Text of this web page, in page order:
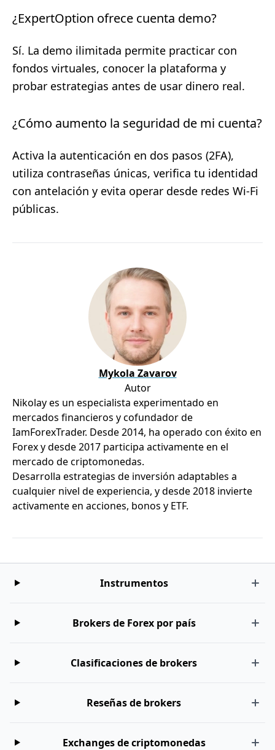
¿ExpertOption ofrece cuenta demo?
Sí. La demo ilimitada permite practicar con
fondos virtuales, conocer la plataforma y
probar estrategias antes de usar dinero real.
¿Cómo aumento la seguridad de mi cuenta?
Activa la autenticación en dos pasos (2FA),
utiliza contraseñas únicas, verifica tu identidad
con antelación y evita operar desde redes Wi‑Fi
públicas.
Mykola Zavarov
Autor
Nikolay es un especialista experimentado en
mercados financieros y cofundador de
IamForexTrader. Desde 2014, ha operado con éxito en
Forex y desde 2017 participa activamente en el
mercado de criptomonedas.
Desarrolla estrategias de inversión adaptables a
cualquier nivel de experiencia, y desde 2018 invierte
activamente en acciones, bonos y ETF.
Instrumentos
Brokers de Forex por país
Clasificaciones de brokers
Reseñas de brokers
Exchanges de criptomonedas